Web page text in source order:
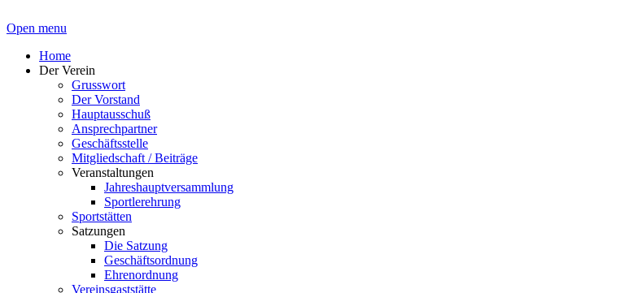
Open menu
Home
Der Verein
Grusswort
Der Vorstand
Hauptausschuß
Ansprechpartner
Geschäftsstelle
Mitgliedschaft / Beiträge
Veranstaltungen
Jahreshauptversammlung
Sportlerehrung
Sportstätten
Satzungen
Die Satzung
Geschäftsordnung
Ehrenordnung
Vereinsgaststätte